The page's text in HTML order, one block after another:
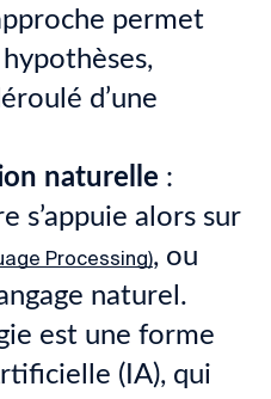
permet
hypothèses,
d’une
naturelle :
s’appuie alors sur
Processing), ou
naturel.
est une forme
(IA), qui